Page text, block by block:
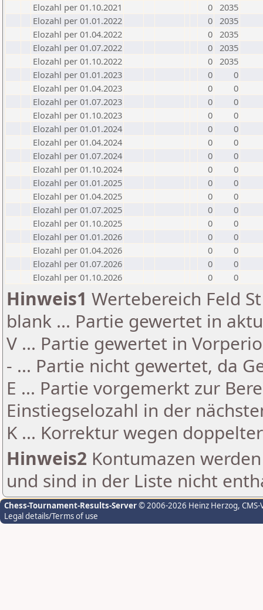
Elozahl per 01.10.2021
0 2035
Elozahl per 01.01.2022
0 2035
Elozahl per 01.04.2022
0 2035
Elozahl per 01.07.2022
0 2035
Elozahl per 01.10.2022
0 2035
Elozahl per 01.01.2023
0
0
Elozahl per 01.04.2023
0
0
Elozahl per 01.07.2023
0
0
Elozahl per 01.10.2023
0
0
Elozahl per 01.01.2024
0
0
Elozahl per 01.04.2024
0
0
Elozahl per 01.07.2024
0
0
Elozahl per 01.10.2024
0
0
Elozahl per 01.01.2025
0
0
Elozahl per 01.04.2025
0
0
Elozahl per 01.07.2025
0
0
Elozahl per 01.10.2025
0
0
Elozahl per 01.01.2026
0
0
Elozahl per 01.04.2026
0
0
Elozahl per 01.07.2026
0
0
Elozahl per 01.10.2026
0 0
Hinweis1 Wertebereich Feld
blank ... Partie gewertet in
V ... Partie gewertet in
- ... Partie nicht gewertet, da
E ... Partie vorgemerkt zur
Einstiegselozahl in der
K ... Korrektur wegen
Hinweis2 Kontumazen
und sind in der Liste nicht
Chess-Tournament-Results-Server© 2006-2026 Heinz Herzog,
Legal details/Terms of use